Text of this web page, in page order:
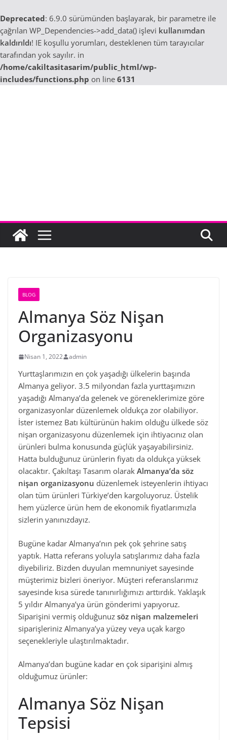
Deprecated: 6.9.0 sürümünden başlayarak, bir parametre ile
çağrılan WP_Dependencies->add_data() işlevi kullanımdan
kaldırıldı! IE koşullu yorumları, desteklenen tüm tarayıcılar
tarafından yok sayılır. in
/home/cakiltasitasarim/public_html/wp-
includes/functions.php on line 6131
BLOG
Almanya Söz Nişan
Organizasyonu
Nisan 1, 2022 admin
Yurttaşlarımızın en çok yaşadığı ülkelerin başında
Almanya geliyor. 3.5 milyondan fazla yurttaşımızın
yaşadığı Almanya’da gelenek ve göreneklerimize göre
organizasyonlar düzenlemek oldukça zor olabiliyor.
İster istemez Batı kültürünün hakim olduğu ülkede söz
nişan organizasyonu düzenlemek için ihtiyacınız olan
ürünleri bulma konusunda güçlük yaşayabilirsiniz.
Hatta bulduğunuz ürünlerin fiyatı da oldukça yüksek
olacaktır. Çakıltaşı Tasarım olarak Almanya’da söz
nişan organizasyonu düzenlemek isteyenlerin ihtiyacı
olan tüm ürünleri Türkiye’den kargoluyoruz. Üstelik
hem yüzlerce ürün hem de ekonomik fiyatlarımızla
sizlerin yanınızdayız.
Bugüne kadar Almanya’nın pek çok şehrine satış
yaptık. Hatta referans yoluyla satışlarımız daha fazla
diyebiliriz. Bizden duyulan memnuniyet sayesinde
müşterimiz bizleri öneriyor. Müşteri referanslarımız
sayesinde kısa sürede tanınırlığımızı arttırdık. Yaklaşık
5 yıldır Almanya’ya ürün gönderimi yapıyoruz.
Siparişini vermiş olduğunuz söz nişan malzemeleri
siparişleriniz Almanya’ya yüzey veya uçak kargo
seçenekleriyle ulaştırılmaktadır.
Almanya’dan bugüne kadar en çok siparişini almış
olduğumuz ürünler:
Almanya Söz Nişan
Tepsisi